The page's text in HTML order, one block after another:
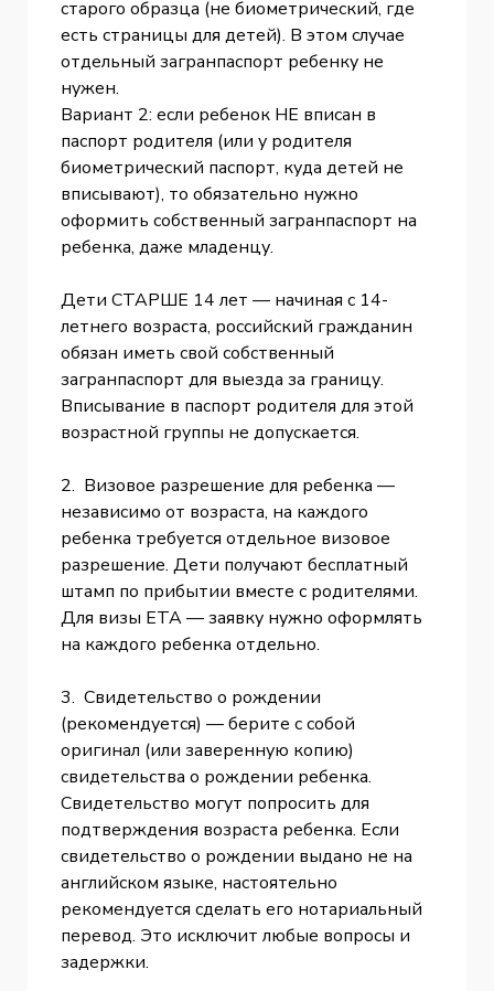
старого образца (не биометрический, где
есть страницы для детей). В этом случае
отдельный загранпаспорт ребенку не
нужен.
Вариант 2: если ребенок НЕ вписан в
паспорт родителя (или у родителя
биометрический паспорт, куда детей не
вписывают), то обязательно нужно
оформить собственный загранпаспорт на
ребенка, даже младенцу.
Дети СТАРШЕ 14 лет — начиная с 14-
летнего возраста, российский гражданин
обязан иметь свой собственный
загранпаспорт для выезда за границу.
Вписывание в паспорт родителя для этой
возрастной группы не допускается.
2. Визовое разрешение для ребенка —
независимо от возраста, на каждого
ребенка требуется отдельное визовое
разрешение. Дети получают бесплатный
штамп по прибытии вместе с родителями.
Для визы ETA — заявку нужно оформлять
на каждого ребенка отдельно.
3. Свидетельство о рождении
(рекомендуется) — берите с собой
оригинал (или заверенную копию)
свидетельства о рождении ребенка.
Свидетельство могут попросить для
подтверждения возраста ребенка. Если
свидетельство о рождении выдано не на
английском языке, настоятельно
рекомендуется сделать его нотариальный
перевод. Это исключит любые вопросы и
задержки.